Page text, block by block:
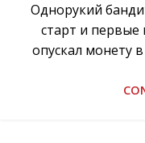
Однорукий
старт и первые
опускал монету